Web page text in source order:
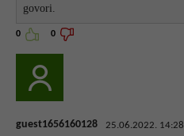
govori.
0 0
guest1656160128 25.06.2022. 14:28